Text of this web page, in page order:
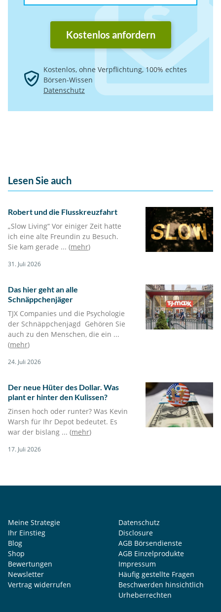
Kostenlos anfordern
Kostenlos, ohne Verpflichtung, 100% echtes
Börsen-Wissen
Datenschutz
Lesen Sie auch
Robert und die Flusskreuzfahrt
„Slow Living“ Vor einiger Zeit hatte
ich eine alte Freundin zu Besuch.
Sie kam gerade ... (mehr)
31. Juli 2026
Das hier geht an alle
Schnäppchenjäger
TJX Companies und die Psychologie
der Schnäppchenjagd Gehören Sie
auch zu den Menschen, die ein ...
(mehr)
24. Juli 2026
Der neue Hüter des Dollar. Was
plant er hinter den Kulissen?
Zinsen hoch oder runter? Was Kevin
Warsh für Ihr Depot bedeutet. Es
war der bislang ... (mehr)
17. Juli 2026
Meine Strategie
Ihr Einstieg
Blog
Shop
Bewertungen
Newsletter
Vertrag widerrufen
Datenschutz
Disclosure
AGB Börsendienste
AGB Einzelprodukte
Impressum
Häufig gestellte Fragen
Beschwerden hinsichtlich
Urheberrechten